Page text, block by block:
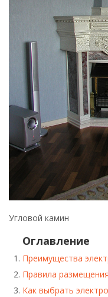
Угловой камин
Оглавление
Преимущества
Правила размещения
Как выбрать